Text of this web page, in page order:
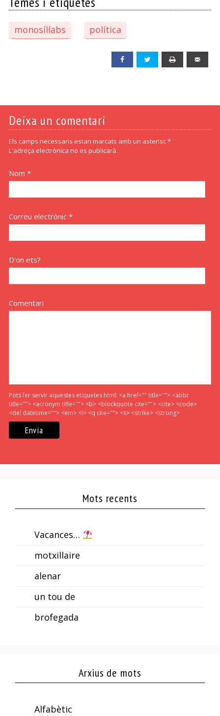
monosíl·labs política
Facebook Twitter
Deixa un comentari
Els camps necessaris estan marcats amb un asterisc *
L'adreça electrònica no es publicarà.
Nom *
Correu electrònic *
D'on ets?
Comentari
Pots fer servir aquestes etiquetes html: <a href="" title=""> <abbr
title=""> <acronym title=""> <b> <blockquote cite=""> <cite> <code>
<del datetime=""> <em> <i> <q cite=""> <s> <strike> <strong>
Mots recents
Vacances…
motxillaire
alenar
un tou de
brofegada
Arxius de mots
Alfabètic